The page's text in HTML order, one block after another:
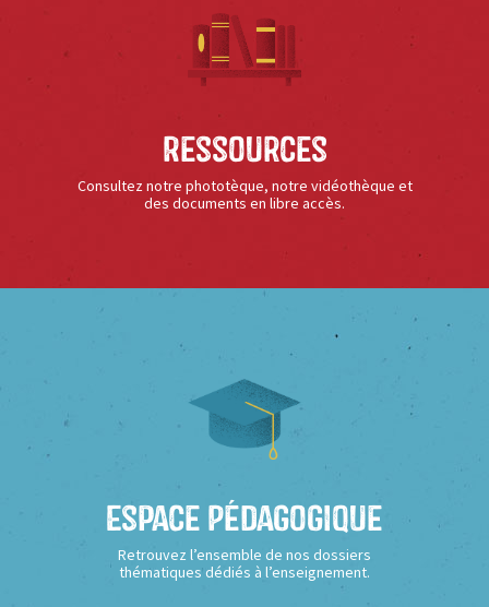
Ressources
Consultez notre phototèque, notre vidéothèque et
des documents en libre accès.
Espace Pédagogique
Retrouvez l’ensemble de nos dossiers
thématiques dédiés à l’enseignement.